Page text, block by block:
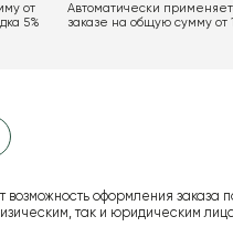
от
5%
Автоматически
заказе на общую сумму от
возможность оформления заказа
так и юридическим